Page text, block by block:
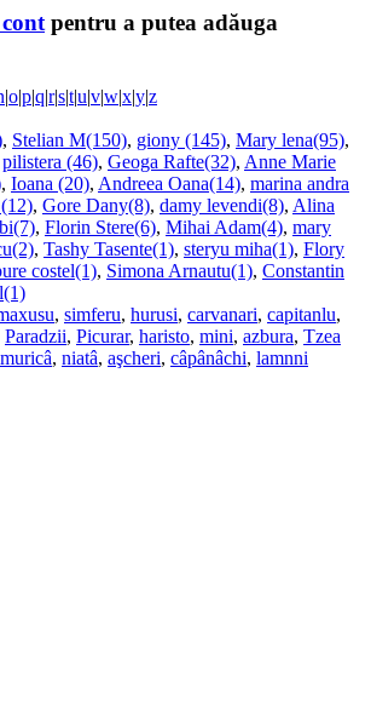
pentru a putea adăuga
|o|p|q|r|s|t|u|v|w|x|y|z
, Stelian M(150), giony (145), Mary lena(95),
pilistera (46), Geoga Rafte(32), Anne Marie
, Ioana (20), Andreea Oana(14), marina andra
, Gore Dany(8), damy levendi(8), Alina
, Florin Stere(6), Mihai Adam(4), mary
, Tashy Tasente(1), steryu miha(1), Flory
costel(1), Simona Arnautu(1), Constantin
, simferu, hurusi, carvanari, capitanlu,
Paradzii, Picurar, haristo, mini, azbura, Tzea
, niatâ, aşcheri, câpânâchi, lamnni